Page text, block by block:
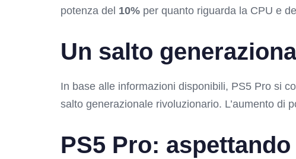
potenza del 10% per quanto riguarda la CPU e del
Un salto
In base alle informazioni disponibili, PS5 Pro si
salto generazionale rivoluzionario. L’aumento di
PS5 Pro: